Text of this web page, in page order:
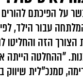
על הפיכתם
עבור הילד,
הזה והחליטו
"ההחלטה הייתה
סמנכ"לית שיווק